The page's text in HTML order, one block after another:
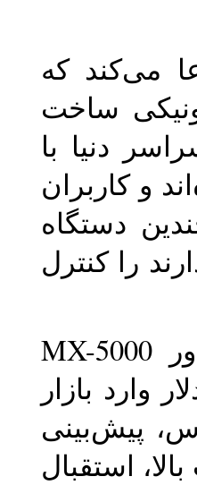
می‌کند که
ساخت
دنیا با
و کاربران
دستگاه‌
را کنترل
دستگاه کنترل از راه دور MX-5000
با قیمت 1500 دلار وارد بازار
پیش‌بینی
استقبال